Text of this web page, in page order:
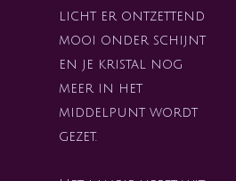
licht er ontzettend
mooi onder schijnt
en je kristal nog
meer in het
middelpunt wordt
gezet.